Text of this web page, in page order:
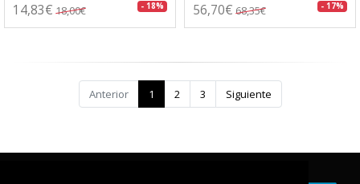
14,83€ 18,00€ - 18% 56,70€ 68,35€ - 17%
Anterior 1 2 3 Siguiente